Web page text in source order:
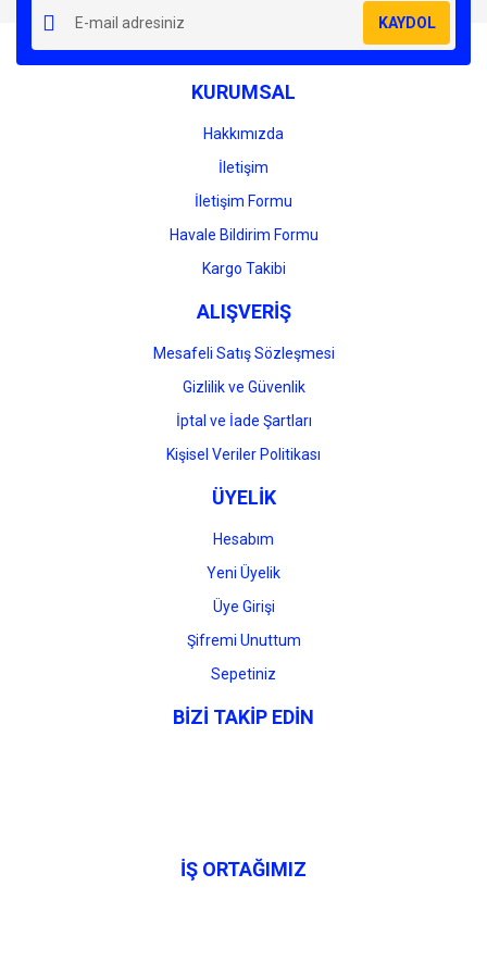
Ürün açıklamasında eksik bilgiler bulunuyor.
Ürün bilgilerinde hatalar bulunuyor.
Ürün fiyatı diğer sitelerden daha pahalı.
Gönder
KAYDOL
KURUMSAL
Hakkımızda
İletişim
İletişim Formu
Havale Bildirim Formu
Kargo Takibi
ALIŞVERİŞ
Mesafeli Satış Sözleşmesi
Gizlilik ve Güvenlik
İptal ve İade Şartları
Kişisel Veriler Politikası
ÜYELİK
Hesabım
Yeni Üyelik
Üye Girişi
Şifremi Unuttum
Sepetiniz
BİZİ TAKİP EDİN
İŞ ORTAĞIMIZ